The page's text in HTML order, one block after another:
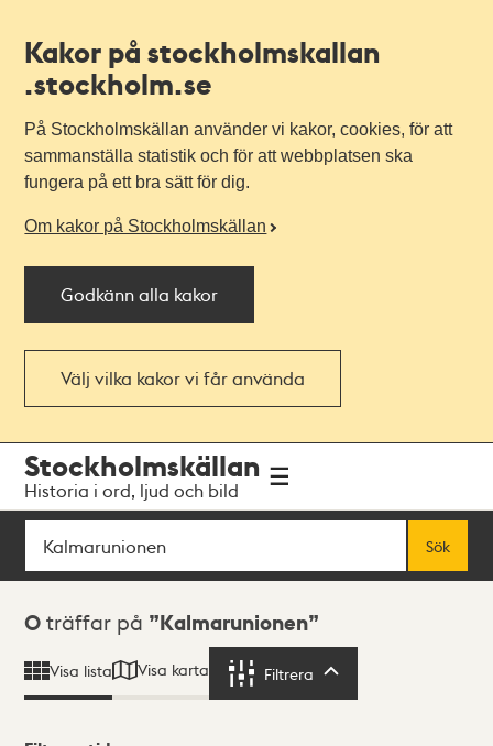
Kakor på stockholmskallan
.stockholm.se
På Stockholmskällan använder vi kakor, cookies, för att
sammanställa statistik och för att webbplatsen ska
fungera på ett bra sätt för dig.
Om kakor på Stockholmskällan
Godkänn alla kakor
Välj vilka kakor vi får använda
navigationen
huvudinnehållet
Stockholmskällan
Historia i ord, ljud och bild
Sök
Sök
Sökresultat
0 träffar på Kalmarunionen
Visa lista Visa karta Filtrera